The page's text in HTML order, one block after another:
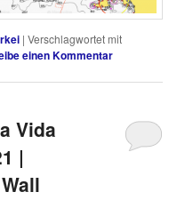
|Verschlagwortet mit
einen Kommentar
Vida
|